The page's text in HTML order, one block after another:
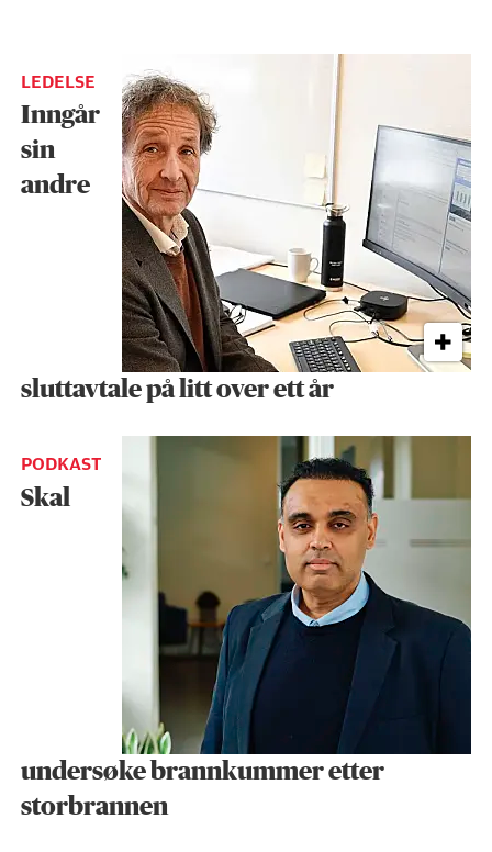
LEDELSE
Inngår
sin
andre
sluttavtale på litt over ett år
PODKAST
Skal
undersøke brann­kummer etter
storbrannen